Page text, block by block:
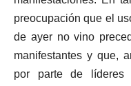
preocupación que el
de ayer no vino
manifestantes y que,
por parte de